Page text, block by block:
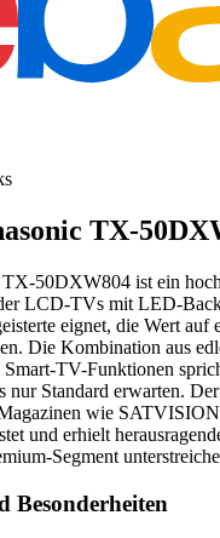
TX-
TX-50DXW804 ist ein
LCD-TVs mit LED-
eignet, die Wert auf
Die Kombination aus
Smart-TV-Funktionen
nur Standard erwarten.
wie
und erhielt
Segment
Besonderheiten